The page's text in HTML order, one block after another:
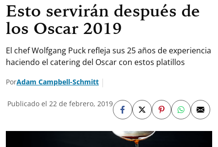
Esto servirán después de
los Oscar 2019
El chef Wolfgang Puck refleja sus 25 años de experiencia
haciendo el catering del Oscar con estos platillos
PorAdam Campbell-Schmitt
Publicado el 22 de febrero, 2019